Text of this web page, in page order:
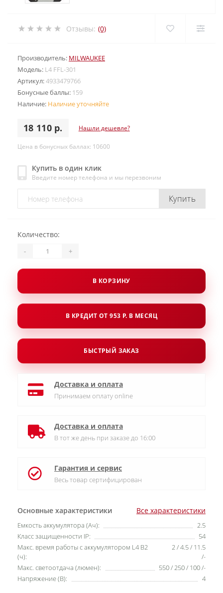
Отзывы: (0)
Производитель: MILWAUKEE
Модель: L4 FFL-301
Артикул:4933479766
Бонусные баллы: 159
Наличие: Наличие уточняйте
18 110 р. Нашли дешевле?
Цена в бонусных баллах: 10600
Купить в один клик
Введите номер телефона и мы перезвоним
Купить
Основные характеристики Все характеристики
Емкость аккумулятора (Ач):
2.5
Класс защищенности IP:
54
Макс. время работы с аккумулятором L4 B2
(ч):
2 / 4.5 / 11.5
/-
Макс. светоотдача (люмен):
550 / 250 / 100 /-
Напряжение (В):
4
Количество:
- +
В КОРЗИНУ
В КРЕДИТ ОТ 953 Р. В МЕСЯЦ
БЫСТРЫЙ ЗАКАЗ
Доставка и оплата
Принимаем оплату online
Доставка и оплата
В тот же день при заказе до 16:00
Гарантия и сервис
Весь товар сертифицирован